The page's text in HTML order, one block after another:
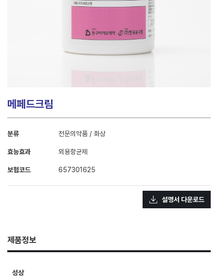
메페드크림
분류 전문의약품 / 화상
효능효과 외용항균제
보험코드 657301625
설명서 다운로드
제품정보
성상